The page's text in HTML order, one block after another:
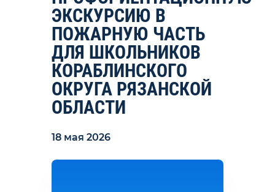
ЭКСКУРСИЮ В
ПОЖАРНУЮ ЧАСТЬ
ДЛЯ ШКОЛЬНИКОВ
КОРАБЛИНСКОГО
ОКРУГА РЯЗАНСКОЙ
ОБЛАСТИ
18 мая 2026